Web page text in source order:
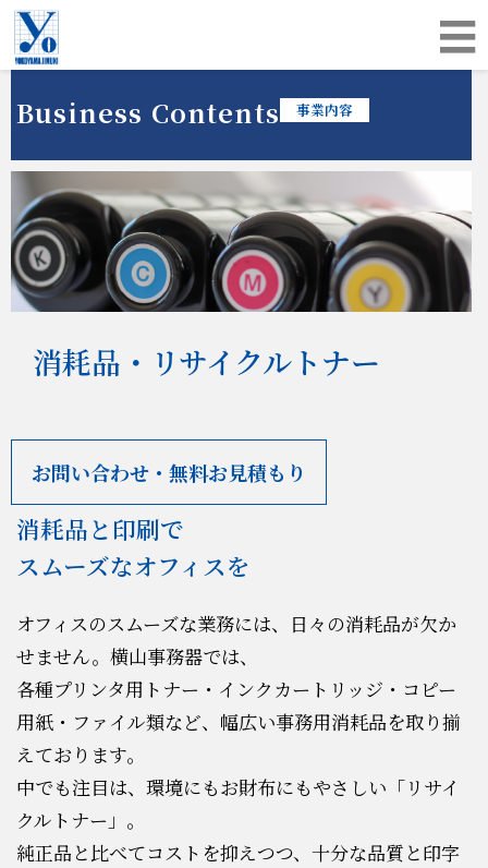
☰
Business Contents 事業内容
消耗品・リサイクルトナー
お問い合わせ・無料お見積もり
消耗品と印刷で
スムーズなオフィスを
オフィスのスムーズな業務には、日々の消耗品が欠か
せません。横山事務器では、
各種プリンタ用トナー・インクカートリッジ・コピー
用紙・ファイル類など、幅広い事務用消耗品を取り揃
えております。
中でも注目は、環境にもお財布にもやさしい「リサイ
クルトナー」。
純正品と比べてコストを抑えつつ、十分な品質と印字